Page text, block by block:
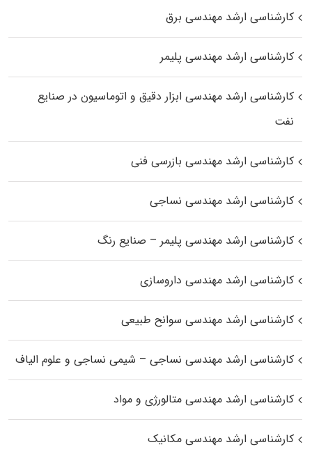
کارشناسی ارشد مهندسی برق
کارشناسی ارشد مهندسی پلیمر
کارشناسی ارشد مهندسی ابزار دقیق و اتوماسیون در صنایع
نفت
کارشناسی ارشد مهندسی بازرسی فنی
کارشناسی ارشد مهندسی نساجی
کارشناسی ارشد مهندسی پلیمر – صنایع رنگ
کارشناسی ارشد مهندسی داروسازی
کارشناسی ارشد مهندسی سوانح طبیعی
کارشناسی ارشد مهندسی نساجی – شیمی نساجی و علوم الیاف
کارشناسی ارشد مهندسی متالورژی و مواد
کارشناسی ارشد مهندسی مکانیک